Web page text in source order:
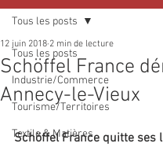
Tous les posts
Industrie/Commerce
Tourisme/Territoires
Textile & Matières
Tous les posts
Schöffel France
Annecy-le-Vieux
12 juin 2018 2 min de lecture
Schöffel France quitte ses